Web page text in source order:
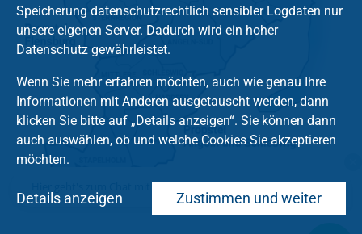
Speicherung datenschutzrechtlich sensibler Logdaten nur
unsere eigenen Server. Dadurch wird ein hoher
Datenschutz gewährleistet.
Wenn Sie mehr erfahren möchten, auch wie genau Ihre
Informationen mit Anderen ausgetauscht werden, dann
klicken Sie bitte auf „Details anzeigen“. Sie können dann
auch auswählen, ob und welche Cookies Sie akzeptieren
möchten.
Zustimmen und weiter
Details anzeigen
Hier geht's zum Chat mit dem Team des Kirchenkreises